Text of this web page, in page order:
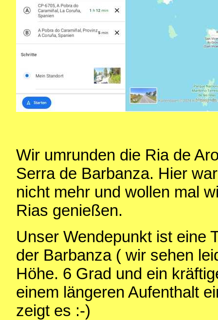
Wir umrunden die Ria de
Serra de Barbanza. Hier
nicht mehr und wollen mal
Rias genießen.
Unser Wendepunkt ist eine
der Barbanza ( wir sehen
Höhe. 6 Grad und ein
einem längeren Aufenthalt
zeigt es :-)